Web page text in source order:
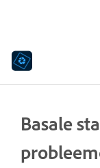
Basale